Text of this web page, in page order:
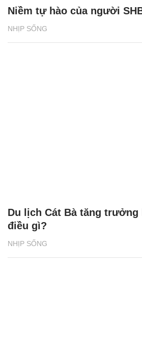
NHỊP SỐNG
Niềm tự hào của người
NHỊP SỐNG
Du lịch Cát Bà tăng
điều gì?